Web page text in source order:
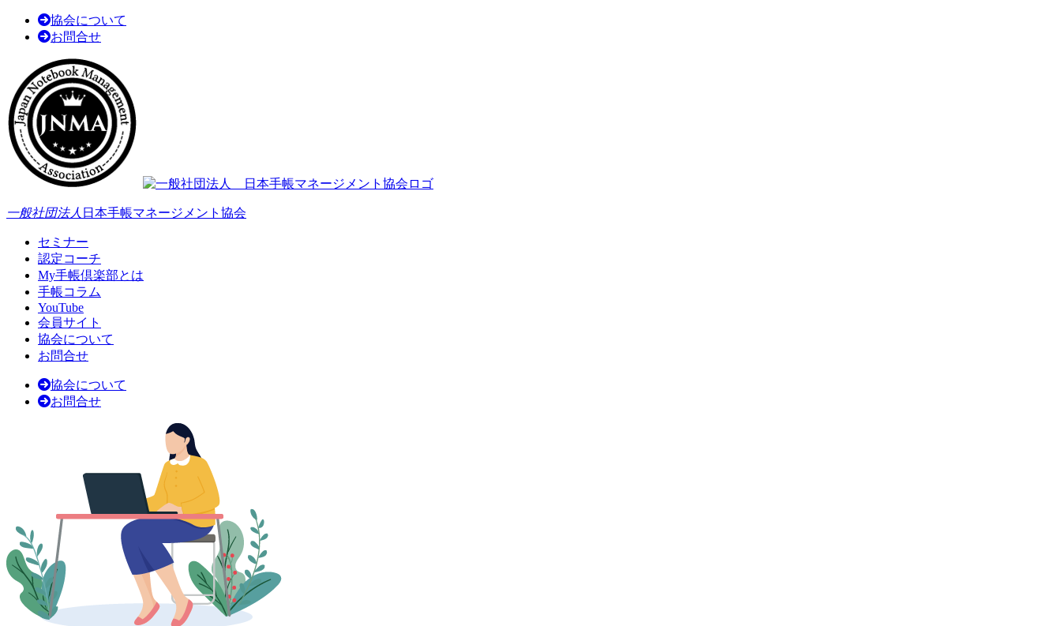
協会について
お問合せ
一般社団法人 日本手帳マネージメント協会
セミナー
認定コーチ
My手帳倶楽部とは
手帳コラム
YouTube
会員サイト
協会について
お問合せ
協会について
お問合せ